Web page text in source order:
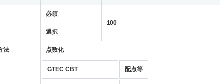
必須
100
選択
法 点数化
GTEC CBT 配点等